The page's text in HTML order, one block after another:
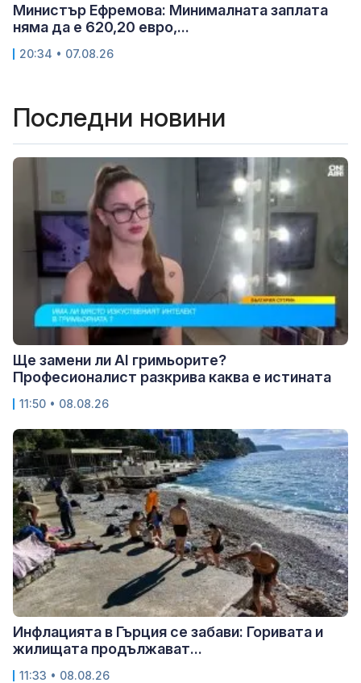
Министър Ефремова: Минималната заплата
няма да е 620,20 евро,...
20:34 • 07.08.26
Последни новини
Ще замени ли AI гримьорите?
Професионалист разкрива каква е истината
11:50 • 08.08.26
Инфлацията в Гърция се забави: Горивата и
жилищата продължават...
11:33 • 08.08.26